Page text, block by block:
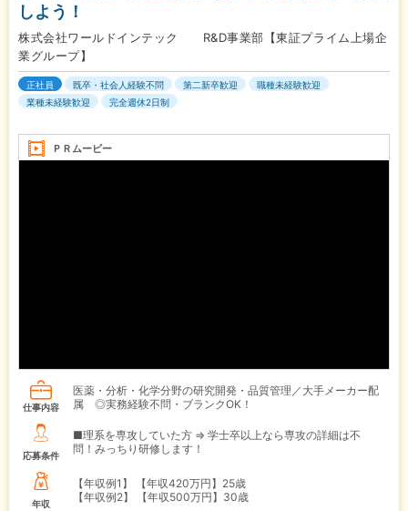
しよう！
株式会社ワールドインテック R&D事業部【東証プライム上場企
業グループ】
正社員 既卒・社会人経験不問 第二新卒歓迎
職種未経験歓迎
業種未経験歓迎
完全週休2日制
ＰＲムービー
仕事内容
医薬・分析・化学分野の研究開発・品質管理／大手メーカー配
属 ◎実務経験不問・ブランクOK！
応募条件
■理系を専攻していた方 ⇒ 学士卒以上なら専攻の詳細は不
問！みっちり研修します！
年収
【年収例1】
【年収420万円】25歳
【年収例2】
【年収500万円】30歳